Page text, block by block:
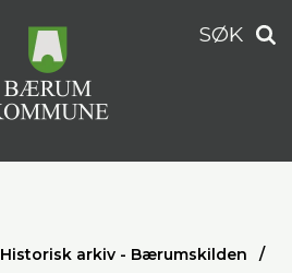
SØK
Historisk arkiv - Bærumskilden